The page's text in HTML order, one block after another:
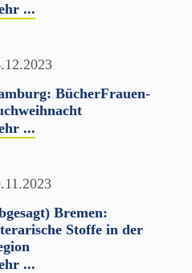
...
BücherFrauen-
...
Bremen:
Stoffe in der
...